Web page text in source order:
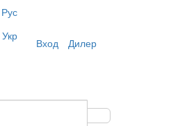
Рус
Укр
Вход Дилер